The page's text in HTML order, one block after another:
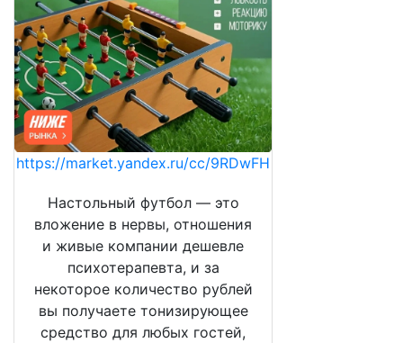
https://market.yandex.ru/cc/9RDwFH
Настольный футбол — это
вложение в нервы, отношения
и живые компании дешевле
психотерапевта, и за
некоторое количество рублей
вы получаете тонизирующее
средство для любых гостей,